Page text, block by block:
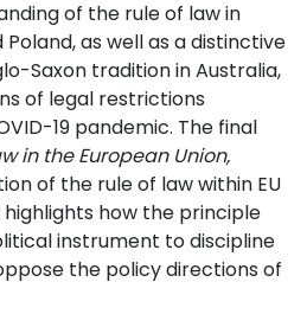
of the rule of law in
as well as a distinctive
Saxon tradition in Australia,
of legal restrictions
19 pandemic. The final
in the European Union,
of the rule of law within EU
how the principle
instrument to discipline
the policy directions of